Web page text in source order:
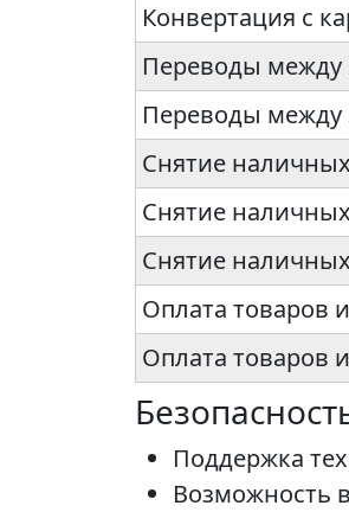
Конвертация с
Переводы между
Переводы между
Снятие
Снятие
Снятие
Оплата товаров
Оплата товаров
Поддержка
Возможность